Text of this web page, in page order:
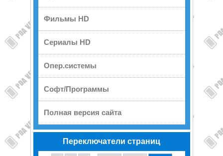
Фильмы HD
Сериалы HD
Опер.системы
Софт/Программы
Полная версия сайта
Переключатели страниц